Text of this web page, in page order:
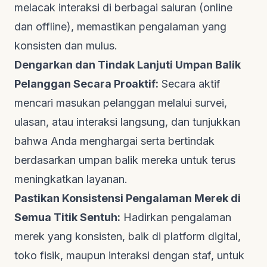
melacak interaksi di berbagai saluran (online
dan offline), memastikan pengalaman yang
konsisten dan mulus.
Dengarkan dan Tindak Lanjuti Umpan Balik
Pelanggan Secara Proaktif: Secara aktif
mencari masukan pelanggan melalui survei,
ulasan, atau interaksi langsung, dan tunjukkan
bahwa Anda menghargai serta bertindak
berdasarkan umpan balik mereka untuk terus
meningkatkan layanan.
Pastikan Konsistensi Pengalaman Merek di
Semua Titik Sentuh: Hadirkan pengalaman
merek yang konsisten, baik di platform digital,
toko fisik, maupun interaksi dengan staf, untuk